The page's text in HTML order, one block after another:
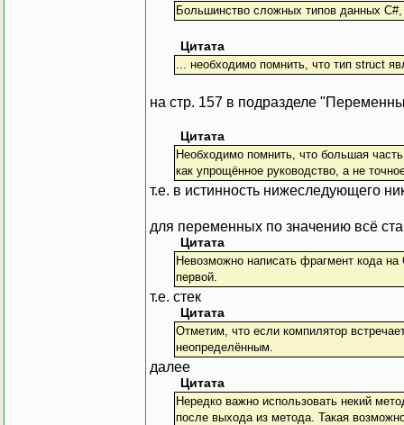
Большинство сложных типов данных
Цитата
... необходимо помнить, что тип struct
на стр. 157 в подразделе
Цитата
Необходимо помнить, что большая
как упрощённое руководство, а не
т.е. в истинность нижеследующего
для переменных по значению всё
Цитата
Невозможно написать фрагмент кода
первой.
т.е. стек
Цитата
Отметим, что если компилятор
неопределённым.
далее
Цитата
Нередко важно использовать некий
после выхода из метода. Такая